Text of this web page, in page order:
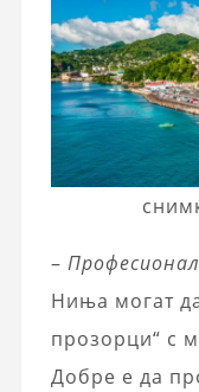
–
Ниња могат
прозорци“ с
Добре е да